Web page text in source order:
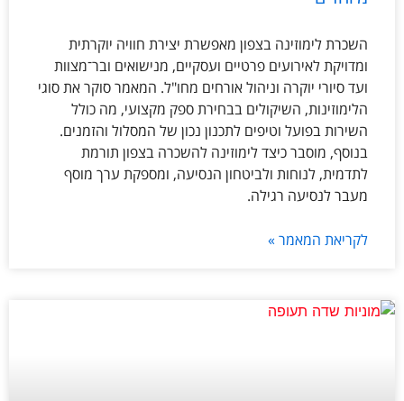
השכרת לימוזינה בצפון מאפשרת יצירת חוויה יוקרתית
ומדויקת לאירועים פרטיים ועסקיים, מנישואים ובר־מצוות
ועד סיורי יוקרה וניהול אורחים מחו"ל. המאמר סוקר את סוגי
הלימוזינות, השיקולים בבחירת ספק מקצועי, מה כולל
השירות בפועל וטיפים לתכנון נכון של המסלול והזמנים.
בנוסף, מוסבר כיצד לימוזינה להשכרה בצפון תורמת
לתדמית, לנוחות ולביטחון הנסיעה, ומספקת ערך מוסף
מעבר לנסיעה רגילה.
לקריאת המאמר »